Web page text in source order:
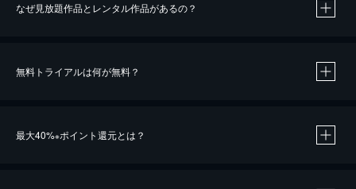
なぜ見放題作品とレンタル作品があるの？
無料トライアルは何が無料？
最大40%※ポイント還元とは？